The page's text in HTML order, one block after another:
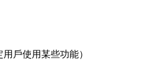
戶使用某些功能）